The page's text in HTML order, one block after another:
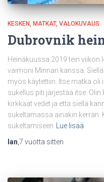
KESKEN MATKAT VALOKUVAUS
Dubrovnik
Heinäkuussa 2019 tein
vaimoni Minnan kanssa.
myös käytettiin. Itse matka oli
sukellus piti järjestää itse.
kirkkaat vedet ja että siellä
sukeltamassa ainakin kerran.
sukeltamiseen
Lue lisää
Ian 7 vuotta sitten